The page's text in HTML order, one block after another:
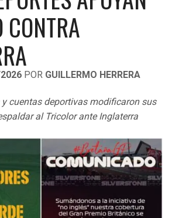
POR GUILLERMO HERRERA
cuentas deportivas modificaron sus
al Tricolor ante Inglaterra